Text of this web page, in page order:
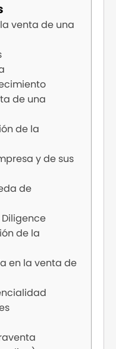
venta de una
de una
de la
y de sus
de
de la
en la venta de